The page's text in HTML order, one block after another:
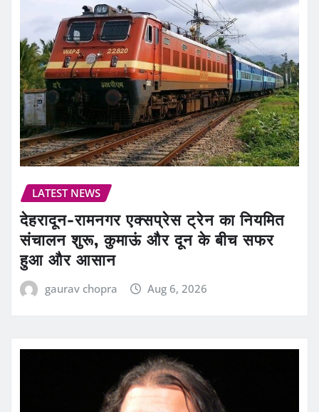
LATEST NEWS
देहरादून-रामनगर एक्सप्रेस ट्रेन का नियमित
संचालन शुरू, कुमाऊं और दून के बीच सफर
हुआ और आसान
gaurav chopra Aug 6, 2026